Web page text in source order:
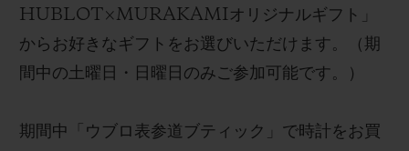
HUBLOT×MURAKAMI オリジナルギフト
からお好きなギフトをお選びいただけます。
（期
間中の土曜日・日曜日のみご参加可能です。）
期間中 「ウブロ表参道ブティック」で時計をお買